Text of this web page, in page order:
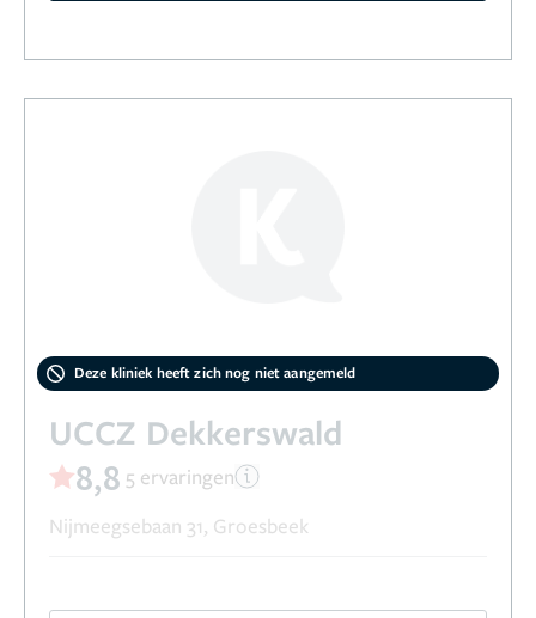
Deze kliniek heeft zich nog niet aangemeld
UCCZ Dekkerswald
8,8 5 ervaringen
Nijmeegsebaan 31, Groesbeek